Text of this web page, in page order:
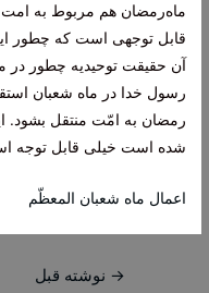
ماه‌رمضان هم مربوط به
قابل توجهی است که چطور
آن حقیقت توحیدیه چطور در
رسول خدا در ماه شعبان
رمضان به امّت منتقل بشود.
شده است خیلی قابل توجه
اعمال ماه شعبان المعظّم
راهبری
→ نوشته قبل